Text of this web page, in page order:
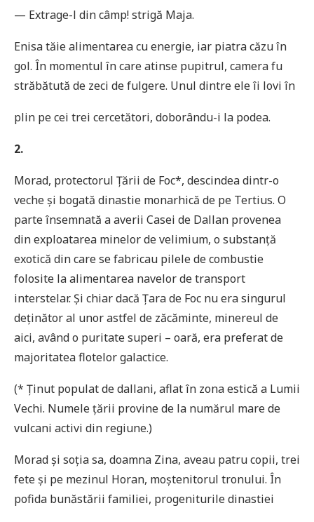
— Extrage-l din câmp! strigă Maja.
Enisa tăie alimentarea cu energie, iar piatra căzu în
gol. În momentul în care atinse pupitrul, camera fu
străbătută de zeci de fulgere. Unul dintre ele îi lovi în
plin pe cei trei cercetători, doborându-i la podea.
2.
Morad, protectorul Țării de Foc*, descindea dintr-o
veche și bogată dinastie monarhică de pe Tertius. O
parte însemnată a averii Casei de Dallan provenea
din exploatarea minelor de velimium, o substanţă
exotică din care se fabricau pilele de combustie
folosite la alimentarea navelor de transport
interstelar. Și chiar dacă Țara de Foc nu era singurul
deţinător al unor astfel de zăcăminte, minereul de
aici, având o puritate superi – oară, era preferat de
majoritatea flotelor galactice.
(* Ținut populat de dallani, aflat în zona estică a Lumii
Vechi. Numele ţării provine de la numărul mare de
vulcani activi din regiune.)
Morad și soţia sa, doamna Zina, aveau patru copii, trei
fete și pe mezinul Horan, moștenitorul tronului. În
pofida bunăstării familiei, progeniturile dinastiei